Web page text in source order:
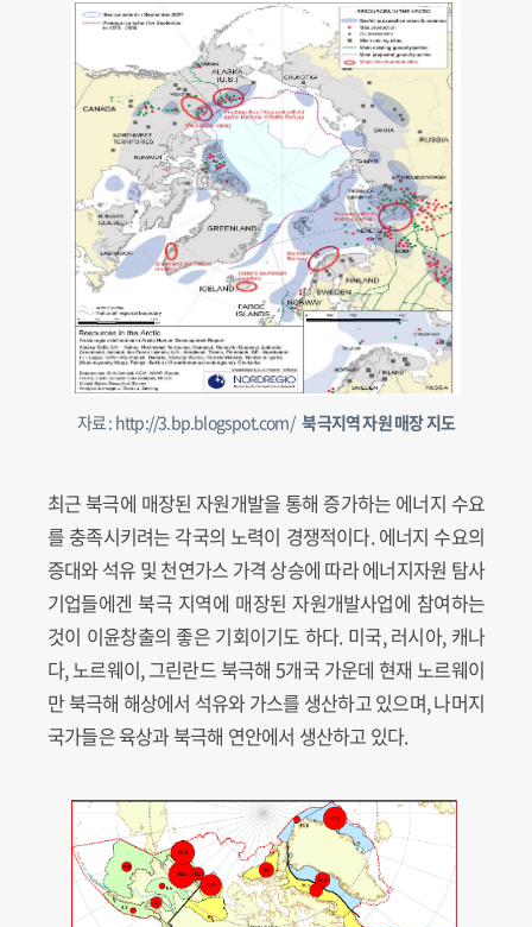
자료 : http://3.bp.blogspot.com/ 북극지역 자원 매장 지도
최근 북극에 매장된 자원개발을 통해 증가하는 에너지 수요
를 충족시키려는 각국의 노력이 경쟁적이다. 에너지 수요의
증대와 석유 및 천연가스 가격 상승에 따라 에너지자원 탐사
기업들에겐 북극 지역에 매장된 자원개발사업에 참여하는
것이 이윤창출의 좋은 기회이기도 하다. 미국, 러시아, 캐나
다, 노르웨이, 그린란드 북극해 5개국 가운데 현재 노르웨이
만 북극해 해상에서 석유와 가스를 생산하고 있으며, 나머지
국가들은 육상과 북극해 연안에서 생산하고 있다.